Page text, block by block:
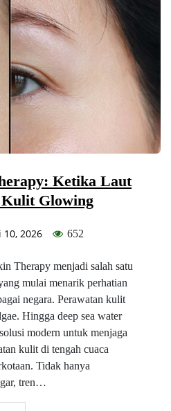
Ketika Laut
Glowing
10, 2026 652
Therapy menjadi salah satu
mulai menarik perhatian
negara. Perawatan kulit
Hingga deep sea water
modern untuk menjaga
kulit di tengah cuaca
Tidak hanya
tren…